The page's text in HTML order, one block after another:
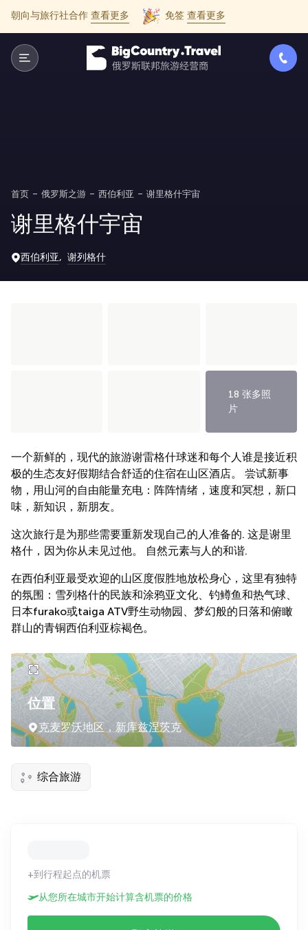
朝向与旅行社合作 查看更多 免签 查看更多
首页 俄罗斯之游 西伯利亚 谢里格什宇宙
谢里格什宇宙
西伯利亚 谢列格什
18 张多照
片
一个新鲜的，现代的旅游谢雷格什球迷和每个人谁是接近积
极的生态友好假期结合舒适的住宿在山区酒店。 尝试新事
物，用山河的自由能量充电：阵阵情绪，速度和冥想，新口
味，新知识，新朋友。
这次旅行是为那些需要重新发现自己的人准备的. 这是谢里
格什，因为你从未见过他。 自然元素与人的和谐.
在西伯利亚最受欢迎的山区度假胜地放松身心，这里有独特
的氛围：雪列格什的民族和涂鸦亚文化、钓鳟鱼和热气球、
日本furako或taiga ATV野生动物园、梦幻般的日落和俯瞰
群山的青铜西伯利亚棕褐色。
位置
克麦罗沃地区，新库兹涅茨克
综合旅游
+到行程起点的机票
从您所在城市开始计算含机票的价格